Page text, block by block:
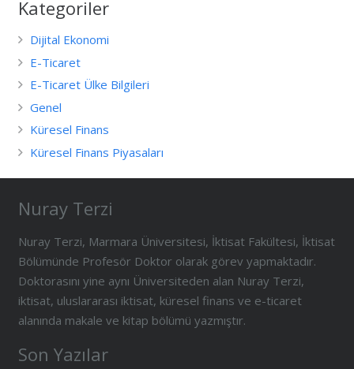
Kategoriler
Dijital Ekonomi
E-Ticaret
E-Ticaret Ülke Bilgileri
Genel
Küresel Finans
Küresel Finans Piyasaları
Nuray Terzi
Nuray Terzi, Marmara Üniversitesi, İktisat Fakültesi, İktisat
Bölümünde Profesör Doktor olarak görev yapmaktadır.
Doktorasını yine aynı Üniversiteden alan Nuray Terzi,
iktisat, uluslararası iktisat, küresel finans ve e-ticaret
alanında makale ve kitap bölümü yazmıştır.
Son Yazılar